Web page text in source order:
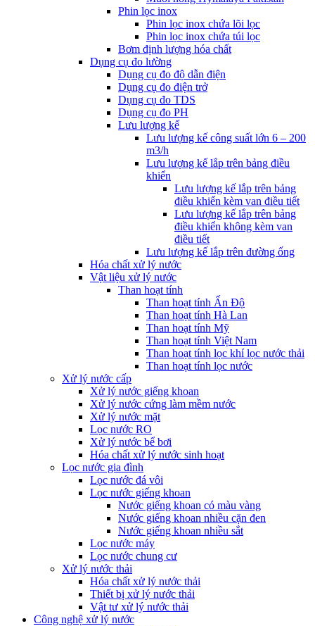
Phin lọc inox
Phin lọc inox chứa lõi lọc
Phin lọc inox chứa túi lọc
Bơm định lượng hóa chất
Dụng cụ đo lường
Dụng cụ đo độ dẫn điện
Dụng cụ đo điện trở
Dụng cụ đo TDS
Dụng cụ đo PH
Lưu lượng kế
Lưu lượng kế công suất lớn 6 – 200
m3/h
Lưu lượng kế lắp trên bảng điều
khiển
Lưu lượng kế lắp trên bảng
điều khiển kèm van điều tiết
Lưu lượng kế lắp trên bảng
điều khiển không kèm van
điều tiết
Lưu lượng kế lắp trên đường ống
Hóa chất xử lý nước
Vật liệu xử lý nước
Than hoạt tính
Than hoạt tính Ấn Độ
Than hoạt tính Hà Lan
Than hoạt tính Mỹ
Than hoạt tính Việt Nam
Than hoạt tính lọc khí lọc nước thải
Than hoạt tính lọc nước
Xử lý nước cấp
Xử lý nước giếng khoan
Xử lý nước cứng làm mềm nước
Xử lý nước mặt
Lọc nước RO
Xử lý nước bể bơi
Hóa chất xử lý nước sinh hoạt
Lọc nước gia đình
Lọc nước đá vôi
Lọc nước giếng khoan
Nước giếng khoan có màu vàng
Nước giếng khoan nhiều cặn đen
Nước giếng khoan nhiều sắt
Lọc nước máy
Lọc nước chung cư
Xử lý nước thải
Hóa chất xử lý nước thải
Thiết bị xử lý nước thải
Vật tư xử lý nước thải
Công nghệ xử lý nước